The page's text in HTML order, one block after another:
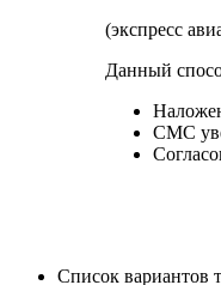
(экспресс
Данный
СМС
Список вариантов